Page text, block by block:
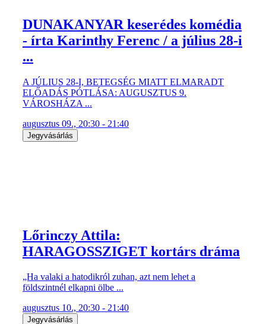
DUNAKANYAR keserédes komédia
- írta Karinthy Ferenc / a július 28-i
...
A JÚLIUS 28-I, BETEGSÉG MIATT ELMARADT
ELŐADÁS PÓTLÁSA: AUGUSZTUS 9.
VÁROSHÁZA ...
augusztus 09., 20:30 - 21:40
Jegyvásárlás
Lőrinczy Attila:
HARAGOSSZIGET kortárs dráma
„Ha valaki a hatodikról zuhan, azt nem lehet a
földszintnél elkapni ölbe ...
augusztus 10., 20:30 - 21:40
Jegyvásárlás